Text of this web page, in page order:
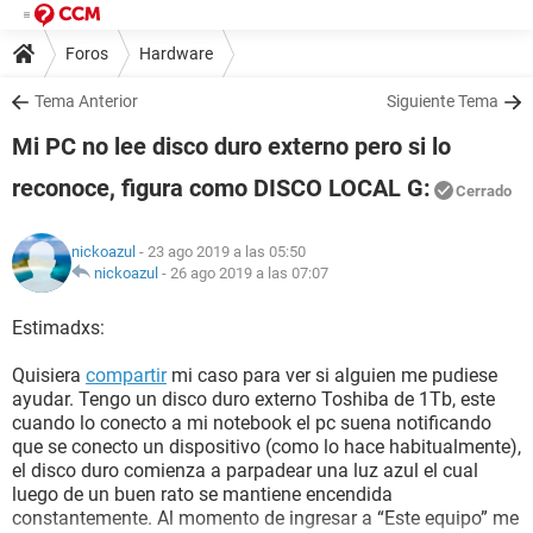
Foros Hardware
Tema Anterior Siguiente Tema
Mi PC no lee disco duro externo pero si lo
reconoce, figura como DISCO LOCAL G:
Cerrado
nickoazul - 23 ago 2019 a las 05:50
nickoazul - 26 ago 2019 a las 07:07
Estimadxs:
Quisiera compartirmi caso para ver si alguien me pudiese
ayudar. Tengo un disco duro externo Toshiba de 1Tb, este
cuando lo conecto a mi notebook el pc suena notificando
que se conecto un dispositivo (como lo hace habitualmente),
el disco duro comienza a parpadear una luz azul el cual
luego de un buen rato se mantiene encendida
constantemente. Al momento de ingresar a “Este equipo” me